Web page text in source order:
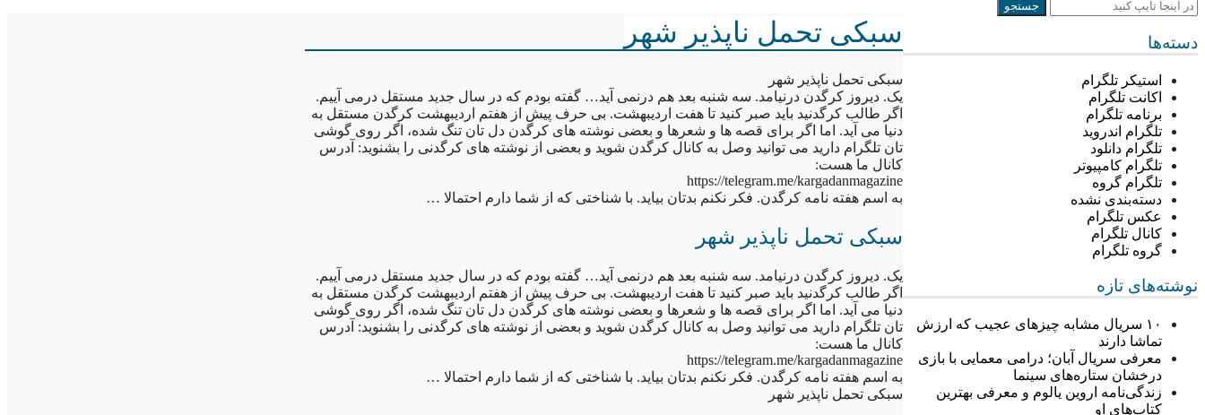
دسته‌ها
استیکر تلگرام
اکانت تلگرام
برنامه تلگرام
تلگرام اندروید
تلگرام دانلود
تلگرام کامپیوتر
تلگرام گروه
دسته‌بندی نشده
عکس تلگرام
کانال تلگرام
گروه تلگرام
نوشته‌های تازه
۱۰ سریال مشابه چیزهای عجیب که ارزش
تماشا دارند
معرفی سریال آبان؛ درامی معمایی با بازی
درخشان ستاره‌های سینما
زندگی‌نامه اروین یالوم و معرفی بهترین
کتاب‌های او
سبکی تحمل ناپذیر شهر
سبکی تحمل ناپذیر شهر
یک. دیروز کرگدن درنیامد. سه شنبه بعد هم درنمی آید… گفته بودم که در سال جدید مستقل درمی آییم.
اگر طالب کرگدنید باید صبر کنید تا هفت اردیبهشت. بی حرف پیش از هفتم اردیبهشت کرگدن مستقل به
دنیا می آید. اما اگر برای قصه ها و شعرها و بعضی نوشته های کرگدن دل تان تنگ شده، اگر روی گوشی
تان تلگرام دارید می توانید وصل به کانال کرگدن شوید و بعضی از نوشته های کرگدنی را بشنوید: آدرس
کانال ما هست:
https://telegram.me/kargadanmagazine
به اسم هفته نامه کرگدن. فکر نکنم بدتان بیاید. با شناختی که از شما دارم احتمالا …
سبکی تحمل ناپذیر شهر
یک. دیروز کرگدن درنیامد. سه شنبه بعد هم درنمی آید… گفته بودم که در سال جدید مستقل درمی آییم.
اگر طالب کرگدنید باید صبر کنید تا هفت اردیبهشت. بی حرف پیش از هفتم اردیبهشت کرگدن مستقل به
دنیا می آید. اما اگر برای قصه ها و شعرها و بعضی نوشته های کرگدن دل تان تنگ شده، اگر روی گوشی
تان تلگرام دارید می توانید وصل به کانال کرگدن شوید و بعضی از نوشته های کرگدنی را بشنوید: آدرس
کانال ما هست:
https://telegram.me/kargadanmagazine
به اسم هفته نامه کرگدن. فکر نکنم بدتان بیاید. با شناختی که از شما دارم احتمالا …
سبکی تحمل ناپذیر شهر